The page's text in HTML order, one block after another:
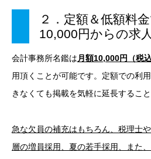
２．定額＆低額料
10,000円からの求
会計事務所名鑑は月額10,000円（税
用頂くことが可能です。定額での利
きなくても掲載を気軽に延長すること
急な欠員の補充はもちろん、税理士
層の増員採用、夏の若手採用、また